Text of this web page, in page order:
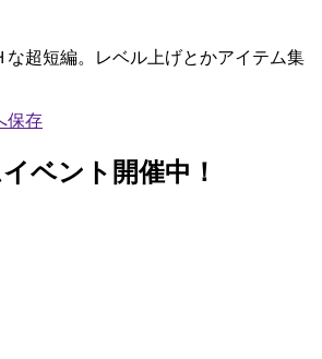
な超短編。レベル上げとかアイテム集
ベント開催中！